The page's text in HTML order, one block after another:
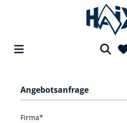
Angebotsanfrage
Firma*